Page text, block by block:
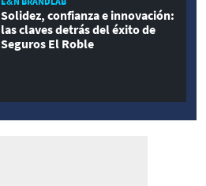
Solidez, confianza e innovación:
las claves detrás del éxito de
Seguros El Roble